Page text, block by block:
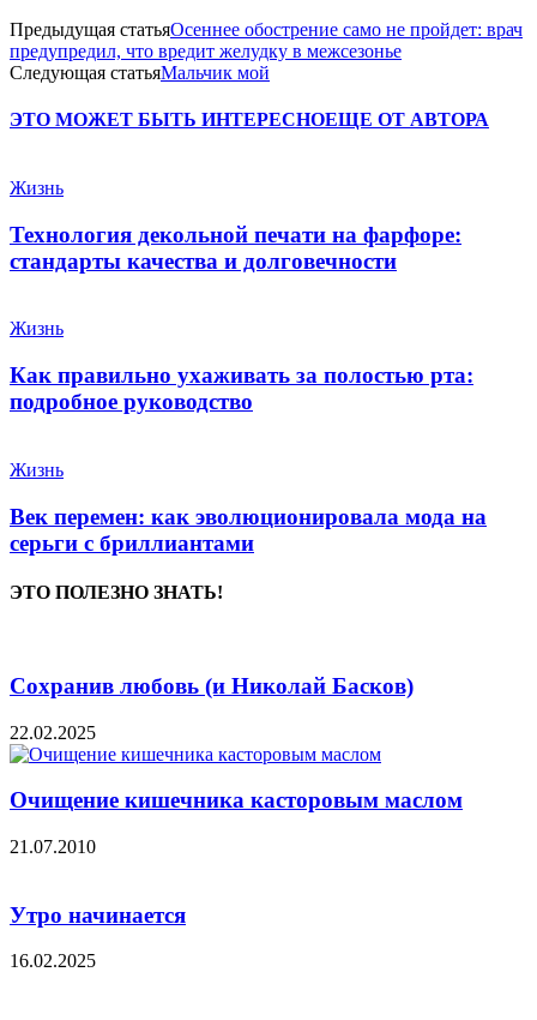
Предыдущая статьяОсеннее обострение само не пройдет: врач
предупредил, что вредит желудку в межсезонье
Следующая статьяМальчик мой
ЭТО МОЖЕТ БЫТЬ ИНТЕРЕСНОЕЩЕ ОТ АВТОРА
Жизнь
Технология декольной печати на фарфоре:
стандарты качества и долговечности
Жизнь
Как правильно ухаживать за полостью рта:
подробное руководство
Жизнь
Век перемен: как эволюционировала мода на
серьги с бриллиантами
ЭТО ПОЛЕЗНО ЗНАТЬ!
Сохранив любовь (и Николай Басков)
22.02.2025
Очищение кишечника касторовым маслом
21.07.2010
Утро начинается
16.02.2025